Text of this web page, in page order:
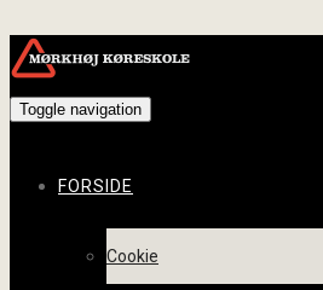
Toggle navigation
FORSIDE
Cookie